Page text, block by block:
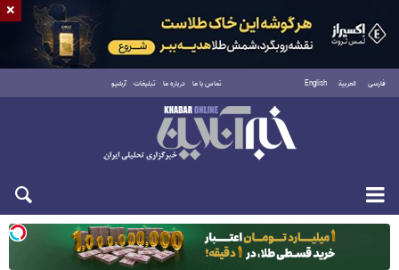
فارسی العربية English تماس با ما درباره ما تبلیغات آرشیو
دوشنبه ۱۹ مرداد ۱۴۰۵
×